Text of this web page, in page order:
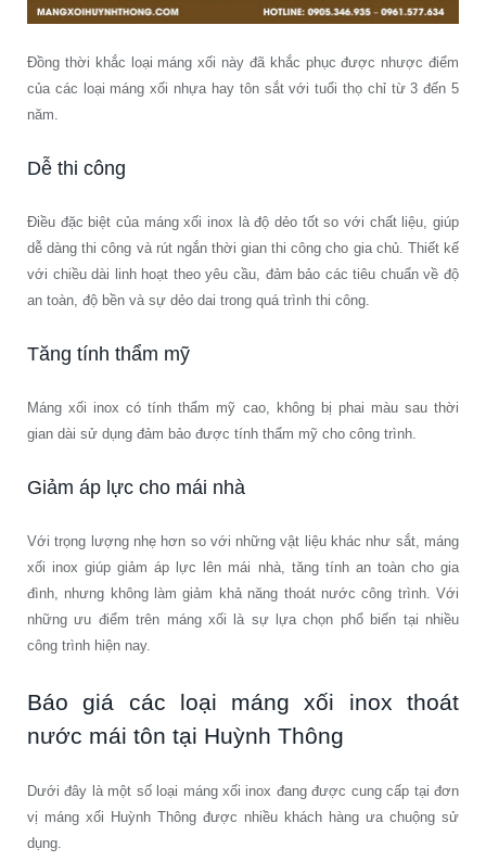
Đồng thời khắc loại máng xối này đã khắc phục được nhược điểm
của các loại máng xối nhựa hay tôn sắt với tuổi thọ chỉ từ 3 đến 5
năm.
Dễ thi công
Điều đặc biệt của máng xối inox là độ dẻo tốt so với chất liệu, giúp
dễ dàng thi công và rút ngắn thời gian thi công cho gia chủ. Thiết kế
với chiều dài linh hoạt theo yêu cầu, đảm bảo các tiêu chuẩn về độ
an toàn, độ bền và sự dẻo dai trong quá trình thi công.
Tăng tính thẩm mỹ
Máng xối inox có tính thẩm mỹ cao, không bị phai màu sau thời
gian dài sử dụng đảm bảo được tính thẩm mỹ cho công trình.
Giảm áp lực cho mái nhà
Với trọng lượng nhẹ hơn so với những vật liệu khác như sắt, máng
xối inox giúp giảm áp lực lên mái nhà, tăng tính an toàn cho gia
đình, nhưng không làm giảm khả năng thoát nước công trình. Với
những ưu điểm trên máng xối là sự lựa chọn phổ biến tại nhiều
công trình hiện nay.
Báo giá các loại máng xối inox thoát
nước mái tôn tại Huỳnh Thông
Dưới đây là một số loại máng xối inox đang được cung cấp tại đơn
vị máng xối Huỳnh Thông được nhiều khách hàng ưa chuộng sử
dụng.